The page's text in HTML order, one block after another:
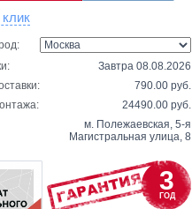
Завтра 08.08.2026
790.00 руб.
24490.00 руб.
м. Полежаевская, 5-я
Магистральная улица, 8
3
ГОД